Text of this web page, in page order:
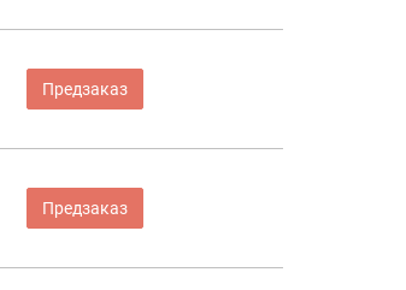
Предзаказ
Предзаказ